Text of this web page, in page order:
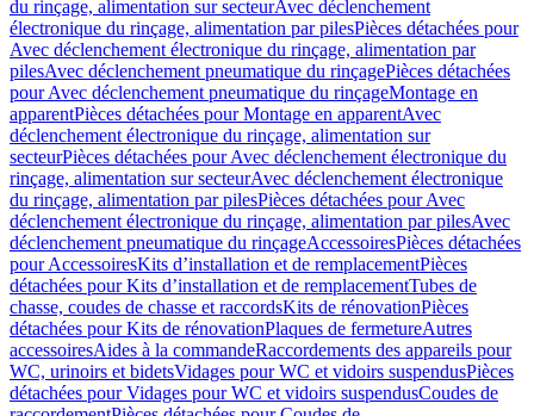
du rinçage, alimentation sur secteurAvec déclenchement
électronique du rinçage, alimentation par pilesPièces détachées pour
Avec déclenchement électronique du rinçage, alimentation par
pilesAvec déclenchement pneumatique du rinçagePièces détachées
pour Avec déclenchement pneumatique du rinçageMontage en
apparentPièces détachées pour Montage en apparentAvec
déclenchement électronique du rinçage, alimentation sur
secteurPièces détachées pour Avec déclenchement électronique du
rinçage, alimentation sur secteurAvec déclenchement électronique
du rinçage, alimentation par pilesPièces détachées pour Avec
déclenchement électronique du rinçage, alimentation par pilesAvec
déclenchement pneumatique du rinçageAccessoiresPièces détachées
pour AccessoiresKits d’installation et de remplacementPièces
détachées pour Kits d’installation et de remplacementTubes de
chasse, coudes de chasse et raccordsKits de rénovationPièces
détachées pour Kits de rénovationPlaques de fermetureAutres
accessoiresAides à la commandeRaccordements des appareils pour
WC, urinoirs et bidetsVidages pour WC et vidoirs suspendusPièces
détachées pour Vidages pour WC et vidoirs suspendusCoudes de